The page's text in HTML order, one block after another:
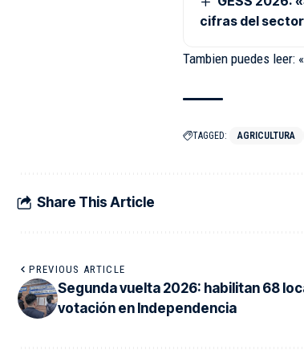
cifras del sector
Tambien puedes leer:
TAGGED: AGRICULTURA
Share This Article
PREVIOUS ARTICLE
Segunda vuelta 2026: habilitan 68
votación en Independencia